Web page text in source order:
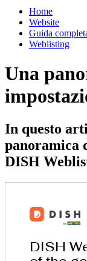
Home
Website
Guida
Weblisting
Una
In questo
panoramica
DISH